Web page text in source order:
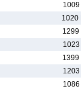
1009
1020
1299
1023
1399
1203
1086